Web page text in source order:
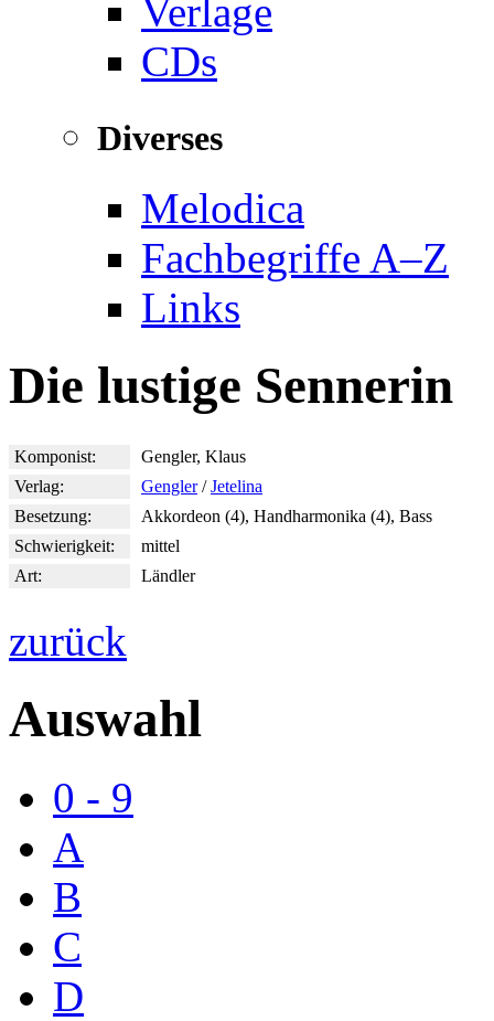
Verlage
CDs
Diverses
Melodica
Fachbegriffe A–Z
Links
Die lustige Sennerin
Komponist:
Gengler, Klaus
Verlag:
Gengler/Jetelina
Besetzung:
Akkordeon (4), Handharmonika (4), Bass
Schwierigkeit:
mittel
Art:
Ländler
zurück
Auswahl
0 - 9
A
B
C
D